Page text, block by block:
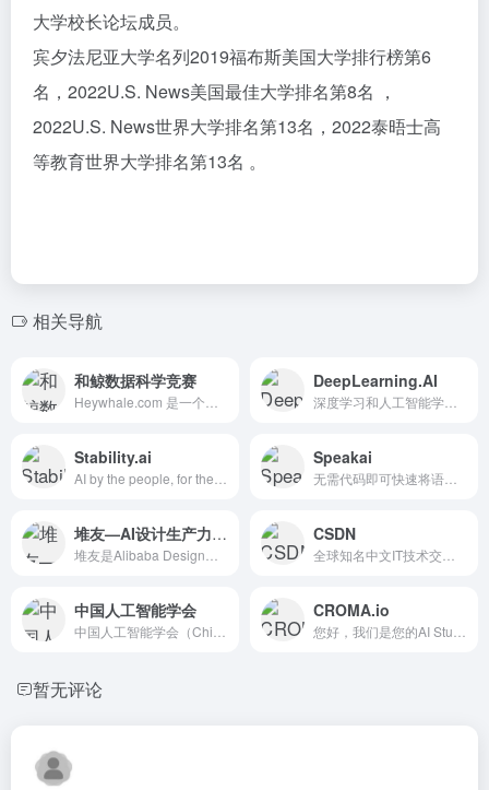
大学校长论坛成员。
宾夕法尼亚大学名列2019福布斯美国大学排行榜第6
名，2022U.S. News美国最佳大学排名第8名 ，
2022U.S. News世界大学排名第13名，2022泰晤士高
等教育世界大学排名第13名 。
相关导航
和鲸数据科学竞赛 DeepLearning.AI
Stability.ai Speakai
堆友—AI设计生产力工具：零门槛AI绘画+多种电商设计神器 CSDN
中国人工智能学会 CROMA.io
暂无评论